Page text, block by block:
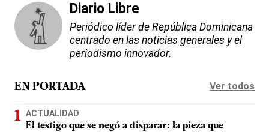
Diario Libre
Periódico líder de República Dominicana
centrado en las noticias generales y el
periodismo innovador.
EN PORTADA Ver todos
ACTUALIDAD
El testigo que se negó a disparar: la pieza que